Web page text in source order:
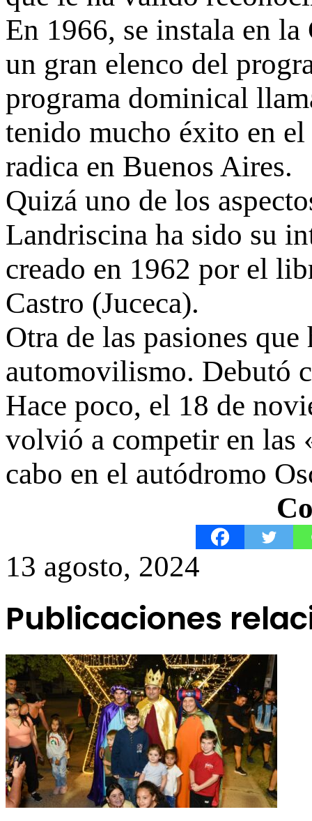
En 1966, se instala en
un gran elenco del
programa dominical
tenido mucho éxito en
radica en Buenos Aires.
Quizá uno de los
Landriscina ha sido su
creado en 1962 por el
Castro (Juceca).
Otra de las pasiones
automovilismo. Debutó
Hace poco, el 18 de
volvió a competir en las
cabo en el autódromo
13 agosto, 2024
Publicaciones